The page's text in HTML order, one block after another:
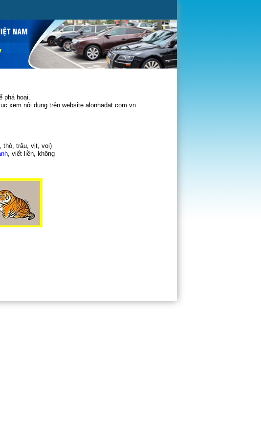
phá hoại.
xem nội dung trên website alonhadat.com.vn
thỏ, trâu, vịt, voi)
, viết liền, không